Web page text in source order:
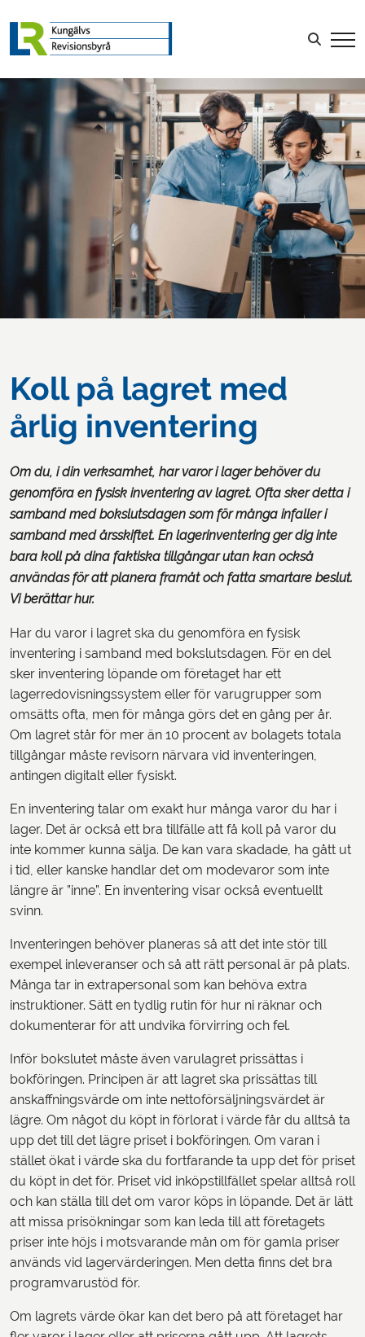
LOGGA IN
Sök efter:
Koll på lagret med
årlig inventering
Om du, i din verksamhet, har varor i lager behöver du
genomföra en fysisk inventering av lagret. Ofta sker detta i
samband med bokslutsdagen som för många infaller i
samband med årsskiftet. En lagerinventering ger dig inte
bara koll på dina faktiska tillgångar utan kan också
användas för att planera framåt och fatta smartare beslut.
Vi berättar hur.
Har du varor i lagret ska du genomföra en fysisk
inventering i samband med bokslutsdagen. För en del
sker inventering löpande om företaget har ett
lagerredovisningssystem eller för varugrupper som
omsätts ofta, men för många görs det en gång per år.
Om lagret står för mer än 10 procent av bolagets totala
tillgångar måste revisorn närvara vid inventeringen,
antingen digitalt eller fysiskt.
En inventering talar om exakt hur många varor du har i
lager. Det är också ett bra tillfälle att få koll på varor du
inte kommer kunna sälja. De kan vara skadade, ha gått ut
i tid, eller kanske handlar det om modevaror som inte
längre är ”inne”. En inventering visar också eventuellt
svinn.
Inventeringen behöver planeras så att det inte stör till
exempel inleveranser och så att rätt personal är på plats.
Många tar in extrapersonal som kan behöva extra
instruktioner. Sätt en tydlig rutin för hur ni räknar och
dokumenterar för att undvika förvirring och fel.
Inför bokslutet måste även varulagret prissättas i
bokföringen. Principen är att lagret ska prissättas till
anskaffningsvärde om inte nettoförsäljningsvärdet är
lägre. Om något du köpt in förlorat i värde får du alltså ta
upp det till det lägre priset i bokföringen. Om varan i
stället ökat i värde ska du fortfarande ta upp det för priset
du köpt in det för. Priset vid inköpstillfället spelar alltså roll
och kan ställa till det om varor köps in löpande. Det är lätt
att missa prisökningar som kan leda till att företagets
priser inte höjs i motsvarande mån om för gamla priser
används vid lagervärderingen. Men detta finns det bra
programvarustöd för.
Om lagrets värde ökar kan det bero på att företaget har